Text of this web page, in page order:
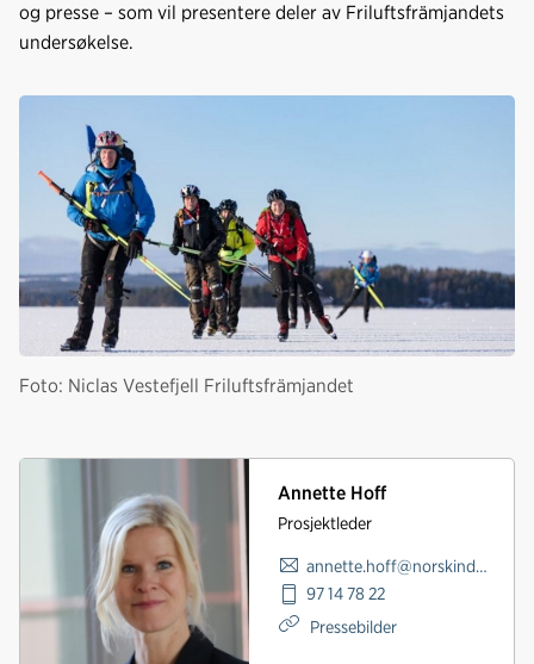
og presse – som vil presentere deler av Friluftsfrämjandets
undersøkelse.
Foto: Niclas Vestefjell Friluftsfrämjandet
Annette Hoff
Prosjektleder
annette.hoff@norskindustri.no
97 14 78 22
Pressebilder